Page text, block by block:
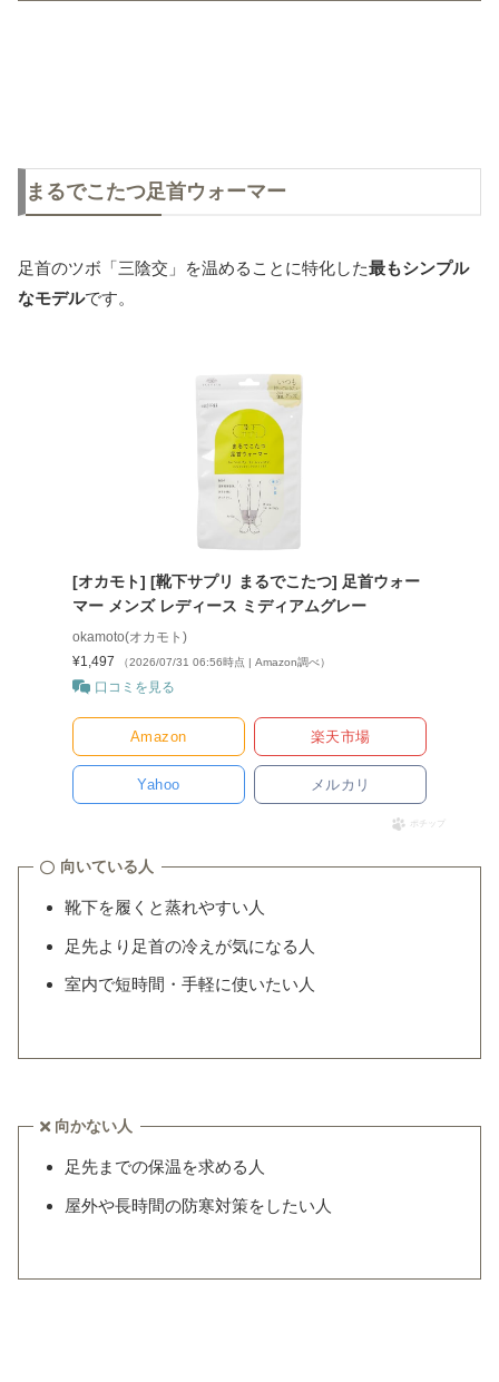
まるでこたつ足首ウォーマー
足首のツボ「三陰交」を温めることに特化した最もシンプル
なモデルです。
[オカモト] [靴下サプリ まるでこたつ] 足首ウォー
マー メンズ レディース ミディアムグレー
okamoto(オカモト)
¥1,497
（2026/07/31 06:56時点 | Amazon調べ）
口コミを見る
Amazon 楽天市場
Yahoo メルカリ
ポチップ
向いている人
靴下を履くと蒸れやすい人
足先より足首の冷えが気になる人
室内で短時間・手軽に使いたい人
向かない人
足先までの保温を求める人
屋外や長時間の防寒対策をしたい人